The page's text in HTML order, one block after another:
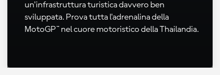
un'infrastruttura turistica davvero ben
sviluppata. Prova tutta l'adrenalina della
MotoGP™ nel cuore motoristico della Thailandia.